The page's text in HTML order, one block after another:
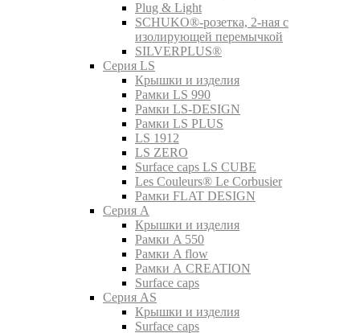
Plug & Light
SCHUKO®-розетка, 2-ная с
изолирующей перемычкой
SILVERPLUS®
Серия LS
Крышки и изделия
Рамки LS 990
Рамки LS-DESIGN
Рамки LS PLUS
LS 1912
LS ZERO
Surface caps LS CUBE
Les Couleurs® Le Corbusier
Рамки FLAT DESIGN
Серия A
Крышки и изделия
Рамки A 550
Рамки A flow
Рамки A CREATION
Surface caps
Серия AS
Крышки и изделия
Surface caps